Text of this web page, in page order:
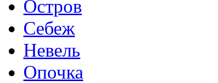
Остров
Себеж
Невель
Опочка